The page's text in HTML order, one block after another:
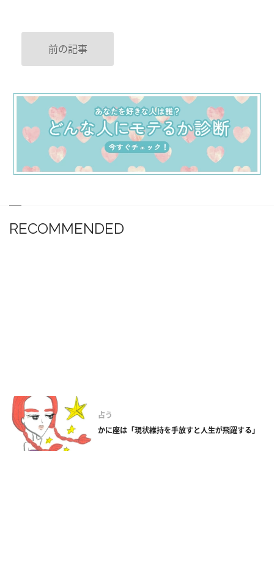
前の記事
RECOMMENDED
占う
かに座は「現状維持を手放すと人生が飛躍する」